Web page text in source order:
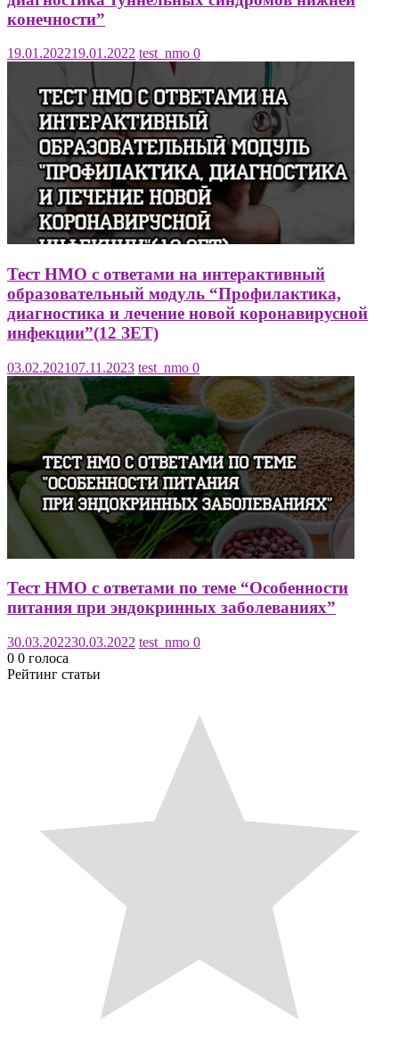
конечности”
19.01.202219.01.2022 test_nmo 0
Тест НМО с ответами на интерактивный
образовательный модуль “Профилактика,
диагностика и лечение новой коронавирусной
инфекции”(12 ЗЕТ)
03.02.202107.11.2023 test_nmo 0
Тест НМО с ответами по теме “Особенности
питания при эндокринных заболеваниях”
30.03.202230.03.2022 test_nmo 0
0 0 голоса
Рейтинг статьи